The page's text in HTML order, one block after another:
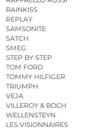
RAINKISS
REPLAY
SAMSONITE
SATCH
SMEG
STEP BY STEP
TOM FORD
TOMMY HILFIGER
TRIUMPH
VEJA
VILLEROY & BOCH
WELLENSTEYN
LES VISIONNAIRES